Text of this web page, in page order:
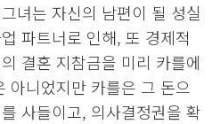
녀는 자신의 남편이 될 성실
파트너로 인해, 또 경제적
결혼 지참금을 미리 카를에
아니었지만 카를은 그 돈으
사들이고, 의사결정권을 확